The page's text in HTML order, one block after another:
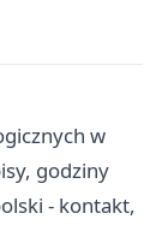
w
godziny
- kontakt,